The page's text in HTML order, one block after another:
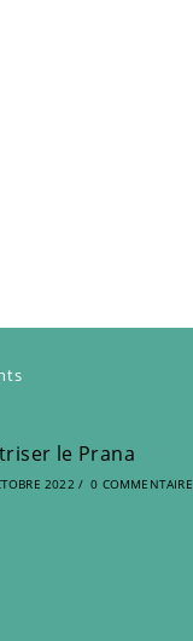
le Prana
2022 / 0 COMMENTAIRE